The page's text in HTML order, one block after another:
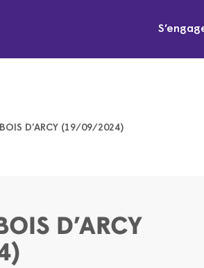
BOIS D’ARCY (19/09/2024)
D’ARCY